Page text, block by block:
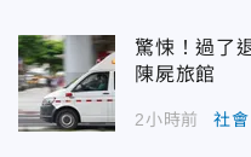
驚悚！過了
陳屍旅館
2小時前 社會